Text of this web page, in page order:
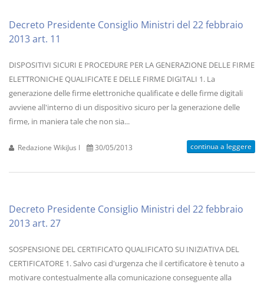
Decreto Presidente Consiglio Ministri del 22 febbraio
2013 art. 11
DISPOSITIVI SICURI E PROCEDURE PER LA GENERAZIONE DELLE FIRME
ELETTRONICHE QUALIFICATE E DELLE FIRME DIGITALI 1. La
generazione delle firme elettroniche qualificate e delle firme digitali
avviene all'interno di un dispositivo sicuro per la generazione delle
firme, in maniera tale che non sia...
Redazione WikiJus I 30/05/2013 continua a leggere
Decreto Presidente Consiglio Ministri del 22 febbraio
2013 art. 27
SOSPENSIONE DEL CERTIFICATO QUALIFICATO SU INIZIATIVA DEL
CERTIFICATORE 1. Salvo casi d'urgenza che il certificatore è tenuto a
motivare contestualmente alla comunicazione conseguente alla